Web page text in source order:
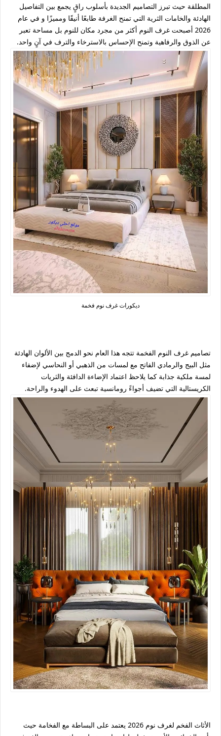
المطلقة حيث تبرز التصاميم الجديدة بأسلوب راقٍ يجمع بين التفاصيل
الهادئة والخامات الثرية التي تمنح الغرفة طابعًا أنيقًا ومميزًا و في عام
2026 أصبحت غرف النوم أكثر من مجرد مكان للنوم بل مساحة تعبر
عن الذوق والرفاهية وتمنح الإحساس بالاسترخاء والترف في آنٍ واحد.
ديكورات غرف نوم فخمة
تصاميم غرف النوم الفخمة تتجه هذا العام نحو الدمج بين الألوان الهادئة
مثل البيج والرمادي الفاتح مع لمسات من الذهبي أو النحاسي لإضفاء
لمسة ملكية جذابة كما يلاحظ اعتماد الإضاءة الدافئة والثريات
الكريستالية التي تضيف أجواءً رومانسية تبعث على الهدوء والراحة.
الأثاث الفخم لغرف نوم 2026 يعتمد على البساطة مع الفخامة حيث